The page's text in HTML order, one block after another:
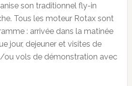
son traditionnel fly-in
Tous les moteur Rotax sont
: arrivée dans la matinée
jour, dejeuner et visites de
ou vols de démonstration avec